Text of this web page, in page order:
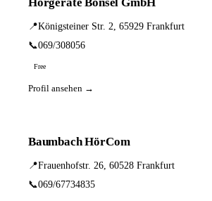
📍Königsteiner Str. 2, 65929 Frankfurt
📞069/308056
Free
Profil ansehen →
Baumbach HörCom
📍Frauenhofstr. 26, 60528 Frankfurt
📞069/67734835